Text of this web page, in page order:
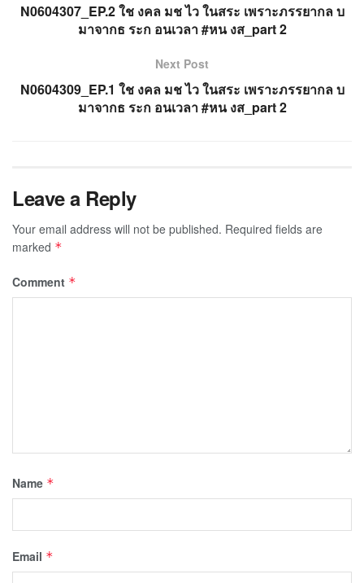
N0604307_EP.2 ใช งคล มช ไว ในสระ เพราะภรรยากล บ
มาจากธ ระก อนเวลา #หน งส_part 2
Next Post
N0604309_EP.1 ใช งคล มช ไว ในสระ เพราะภรรยากล บ
มาจากธ ระก อนเวลา #หน งส_part 2
Leave a Reply
Your email address will not be published. Required fields are
marked *
Comment *
Name *
Email *